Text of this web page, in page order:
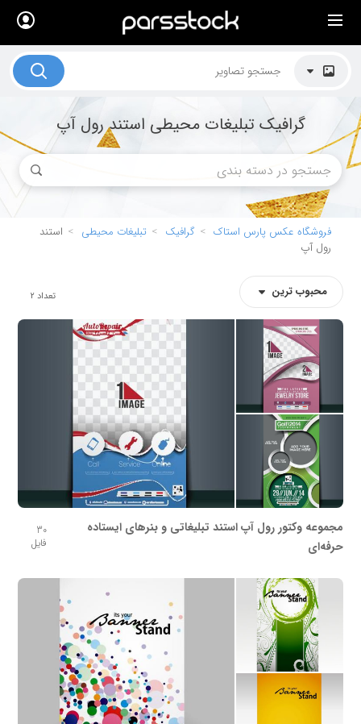
گرافیک تبلیغات محیطی استند رول آپ
فروشگاه عکس پارس استاک گرافیک تبلیغات محیطی
استند
رول آپ
محبوب ترین تعداد 2
مجموعه وکتور رول آپ استند تبلیغاتی و بنرهای ایستاده
حرفه‌ای
30
فایل
× لیست قیمت ها
کاربرد تصاویر
موضوعات تصاویر
دکوراسیون و فضاها
هنرمندان ایرانی
کسب درآمد از فروش تصاویر
021 28428845
تماس با ما
بلاگ پارس استاک